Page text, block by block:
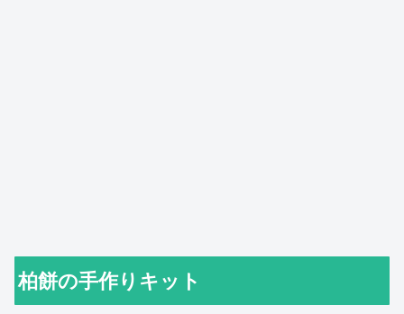
柏餅の手作りキット